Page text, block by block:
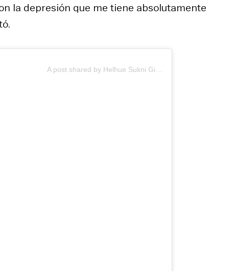
la depresión que me tiene absolutamente